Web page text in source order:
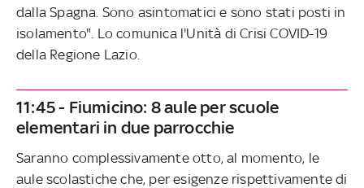
dalla Spagna. Sono asintomatici e sono stati posti in
isolamento". Lo comunica l'Unità di Crisi COVID-19
della Regione Lazio.
11:45 - Fiumicino: 8 aule per scuole
elementari in due parrocchie
Saranno complessivamente otto, al momento, le
aule scolastiche che, per esigenze rispettivamente di